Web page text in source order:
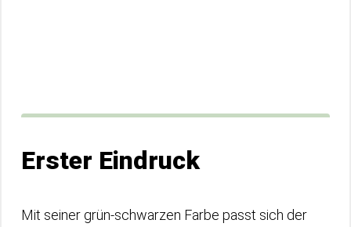
Erster Eindruck
Mit seiner grün-schwarzen Farbe passt sich der